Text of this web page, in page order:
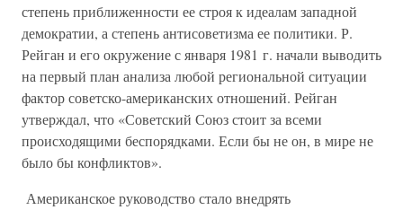
степень приближенности ее строя к идеалам западной
демократии, а степень антисоветизма ее политики. Р.
Рейган и его окружение с января 1981 г. начали выводить
на первый план анализа любой региональной ситуации
фактор советско-американских отношений. Рейган
утверждал, что «Советский Союз стоит за всеми
происходящими беспорядками. Если бы не он, в мире не
было бы конфликтов».
Американское руководство стало внедрять